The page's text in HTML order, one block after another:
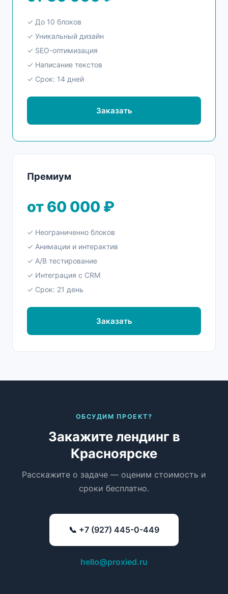
✓ До 10 блоков
✓ Уникальный дизайн
✓ SEO-оптимизация
✓ Написание текстов
✓ Срок: 14 дней
Заказать
Премиум
от 60 000 ₽
✓ Неограниченно блоков
✓ Анимации и интерактив
✓ A/B тестирование
✓ Интеграция с CRM
✓ Срок: 21 день
Заказать
ОБСУДИМ ПРОЕКТ?
Закажите лендинг в
Красноярске
Расскажите о задаче — оценим стоимость и
сроки бесплатно.
📞 +7 (927) 445-0-449
hello@proxied.ru